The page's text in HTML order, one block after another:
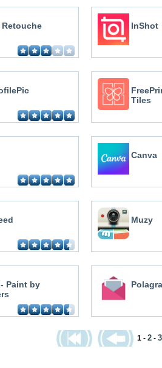
Retouche
InShot
Tiles
Canva
Muzy
Paint by
1 - 2- 3